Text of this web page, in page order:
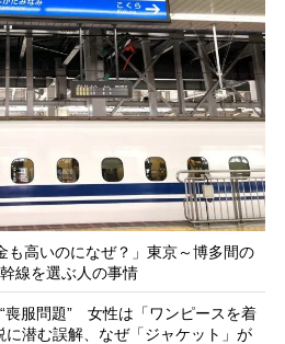
も高いのになぜ？」東京～博多間の
線を選ぶ人の事情
喪服問題” 女性は「ワンピースを着
潜む誤解、なぜ「ジャケット」が